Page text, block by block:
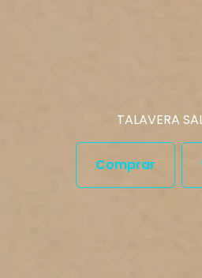
TALAVERA
Comprar
Ver todo